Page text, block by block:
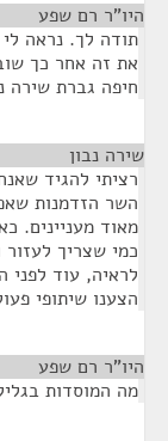
היו"ר רם שפע
תודה לך. נראה
את זה אחר כך
חיפה גברת שירה
שירה נבון
רציתי להגיד
השר הזדמנות
מאוד מעניינים.
כמי שצריך לעזור
לראיה, עוד לפני
הצענו שיתופי
היו"ר רם שפע
מה המוסדות